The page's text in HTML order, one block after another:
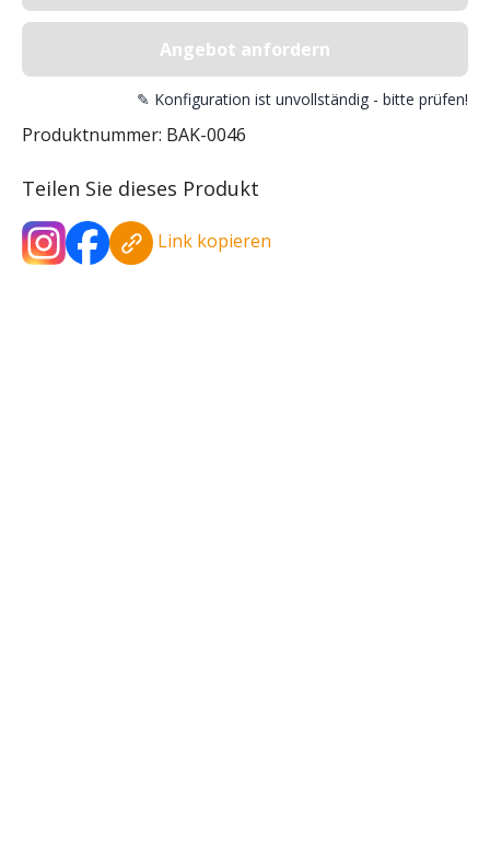
Angebot anfordern
✎ Konfiguration ist unvollständig - bitte prüfen!
Produktnummer: BAK-0046
Teilen Sie dieses Produkt
Link kopieren